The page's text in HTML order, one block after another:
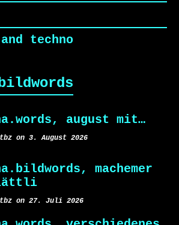
techno
august mit…
on 3. August 2026
machemer
on 27. Juli 2026